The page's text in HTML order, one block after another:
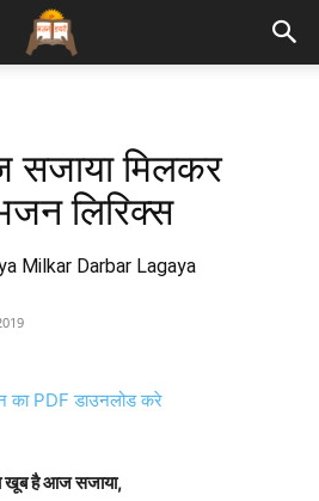
मिलकर
लिरिक्स
Milkar Darbar Lagaya
का PDF डाउनलोड करे
खूब है आज सजाया,